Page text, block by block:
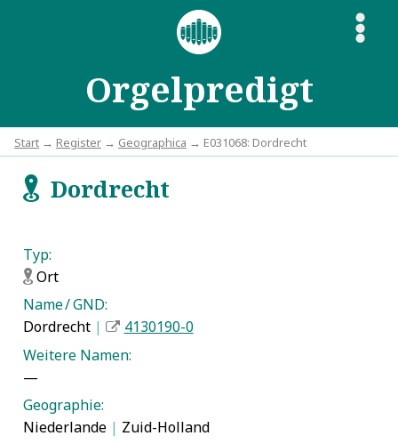
Orgelpredigt
S
Start → Register → Geographica → E031068: Dordrecht
fDordrecht
Typ:
fOrt
Name / GND:
Dordrecht |
4130190-0
Weitere Namen:
—
Geographie:
Niederlande | Zuid-Holland